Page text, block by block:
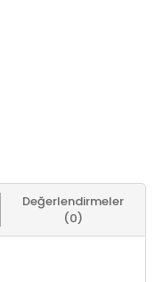
Değerlendirmeler
(0)